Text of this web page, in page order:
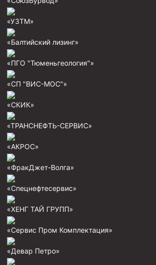
Муфта ОТТГ 168
Муфта ОТТГ 146
Буровое оборудование
Оборудование для трубопроводов и
Буровые насосы
Противовыбросовое оборудование
Буровые установки
Циркуляционные системы и
приготовления и очистки бурового
Технологическая оснастка обсадных
«УЗТМ»
«Балтийский лизинг»
«ПГО "Тюменьгеология"»
«СП "ВИС-МОС"»
«СКИК»
«ТРАНСНЕФТЬ-СЕРВИС»
«АКРОС»
«ФракДжет-Волга»
«Спецнефтесервис»
«ХЕНГ ТАЙ ГРУПП»
«Сервис Пром Комплектация»
«Девар Петро»